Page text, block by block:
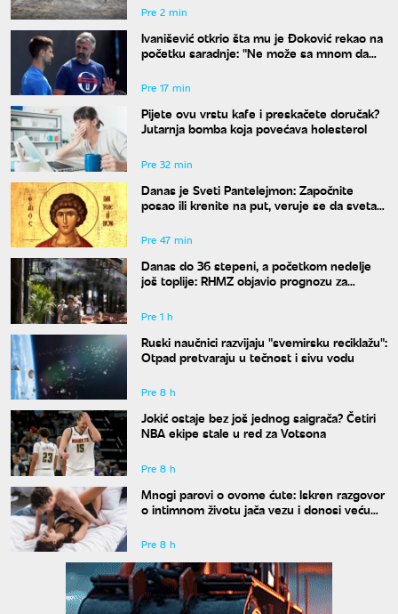
Pre 2 min
Ivanišević otkrio šta mu je Đoković rekao na
početku saradnje: "Ne može sa mnom da
Pre 17 min
Pijete ovu vrstu kafe i preskačete doručak?
Jutarnja bomba koja povećava holesterol
Pre 32 min
Danas je Sveti Pantelejmon: Započnite
posao ili krenite na put, veruje se da svetac
Pre 47 min
Danas do 36 stepeni, a početkom nedelje
još toplije: RHMZ objavio prognozu za
Pre 1 h
Ruski naučnici razvijaju "svemirsku reciklažu":
Otpad pretvaraju u tečnost i sivu vodu
Pre 8 h
Jokić ostaje bez još jednog saigrača? Četiri
NBA ekipe stale u red za Votsona
Pre 8 h
Mnogi parovi o ovome ćute: Iskren razgovor
o intimnom životu jača vezu i donosi veću
Pre 8 h